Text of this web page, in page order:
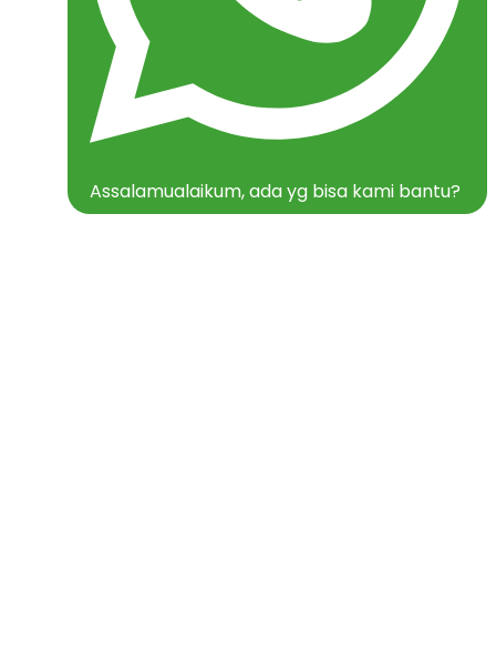
Assalamualaikum, ada yg bisa kami bantu?